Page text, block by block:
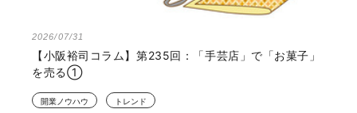
2026/07/31
【小阪裕司コラム】第235回：「手芸店」で「お菓子」
を売る①
開業ノウハウ トレンド